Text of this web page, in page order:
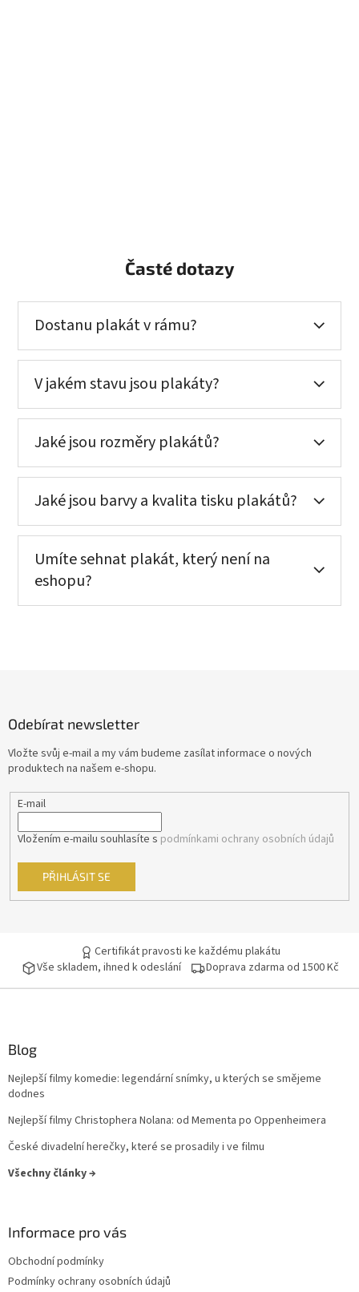
Časté dotazy
Dostanu plakát v rámu?
V jakém stavu jsou plakáty?
Jaké jsou rozměry plakátů?
Jaké jsou barvy a kvalita tisku plakátů?
Umíte sehnat plakát, který není na
eshopu?
Odebírat newsletter
Vložte svůj e-mail a my vám budeme zasílat informace o nových
produktech na našem e-shopu.
E-mail
Vložením e-mailu souhlasíte s podmínkami ochrany osobních údajů
PŘIHLÁSIT SE
Certifikát pravosti ke každému plakátu
Vše skladem, ihned k odeslání
Doprava zdarma od 1500 Kč
Blog
Nejlepší filmy komedie: legendární snímky, u kterých se smějeme
dodnes
Nejlepší filmy Christophera Nolana: od Mementa po Oppenheimera
České divadelní herečky, které se prosadily i ve filmu
Všechny články →
Informace pro vás
Obchodní podmínky
Podmínky ochrany osobních údajů